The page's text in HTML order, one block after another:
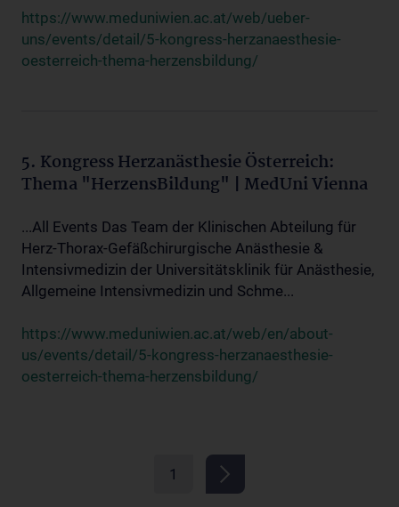
https://www.meduniwien.ac.at/web/ueber-
uns/events/detail/5-kongress-herzanaesthesie-
oesterreich-thema-herzensbildung/
5. Kongress Herzanästhesie Österreich:
Thema "HerzensBildung" | MedUni Vienna
...All Events Das Team der Klinischen Abteilung für
Herz-Thorax-Gefäßchirurgische Anästhesie &
Intensivmedizin der Universitätsklinik für Anästhesie,
Allgemeine Intensivmedizin und Schme...
https://www.meduniwien.ac.at/web/en/about-
us/events/detail/5-kongress-herzanaesthesie-
oesterreich-thema-herzensbildung/
1